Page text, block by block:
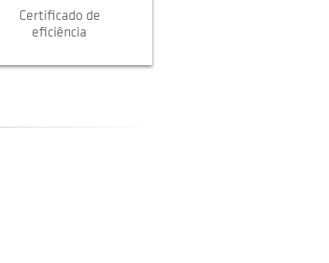
Certificado de
eficiência